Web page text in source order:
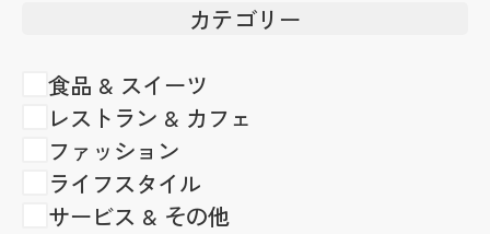
カテゴリー
食品 & スイーツ
レストラン & カフェ
ファッション
ライフスタイル
サービス & その他